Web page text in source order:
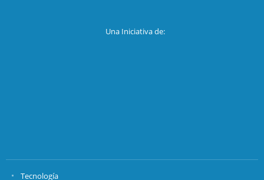
Una Iniciativa de:
Tecnología